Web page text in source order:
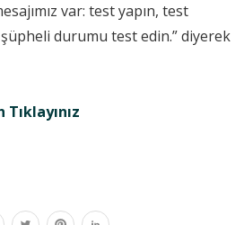
var: test yapın, test
şüpheli durumu test edin.” diyerek
Tıklayınız